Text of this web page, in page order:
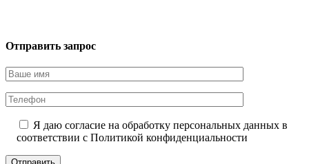
Отправить запрос
Я даю согласие на обработку персональных данных в
соответствии с Политикой конфиденциальности